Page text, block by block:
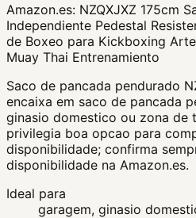
Amazon.es: NZQXJXZ 175cm
Independiente Pedestal
de Boxeo para Kickboxing
Muay Thai Entrenamiento
Saco de pancada pendurado
encaixa em saco de pancada
ginasio domestico ou zona de
privilegia boa opcao para
disponibilidade; confirma
disponibilidade na Amazon.es.
Ideal para
garagem, ginasio